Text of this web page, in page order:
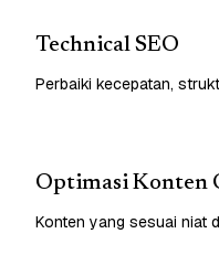
Technical SEO
Perbaiki kecepatan,
Optimasi Konten
Konten yang sesuai niat